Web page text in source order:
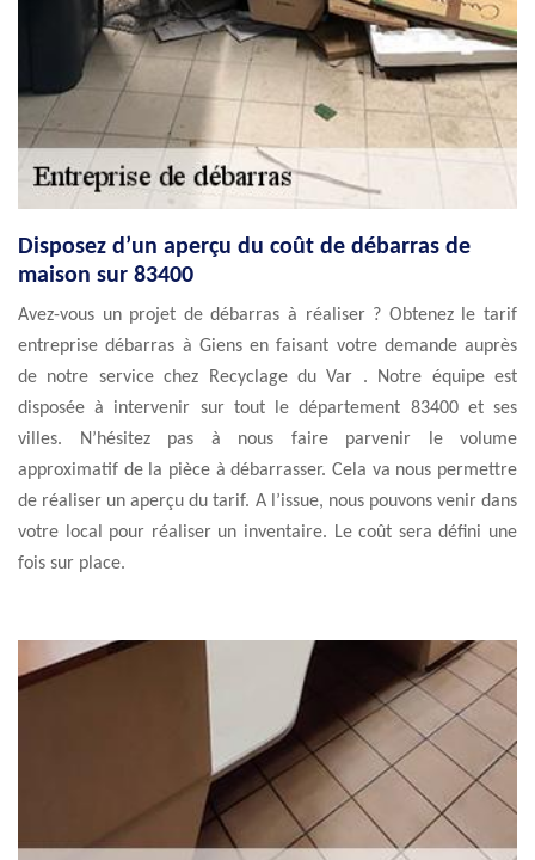
Disposez d’un aperçu du coût de débarras de
maison sur 83400
Avez-vous un projet de débarras à réaliser ? Obtenez le tarif
entreprise débarras à Giens en faisant votre demande auprès
de notre service chez Recyclage du Var . Notre équipe est
disposée à intervenir sur tout le département 83400 et ses
villes. N’hésitez pas à nous faire parvenir le volume
approximatif de la pièce à débarrasser. Cela va nous permettre
de réaliser un aperçu du tarif. A l’issue, nous pouvons venir dans
votre local pour réaliser un inventaire. Le coût sera défini une
fois sur place.